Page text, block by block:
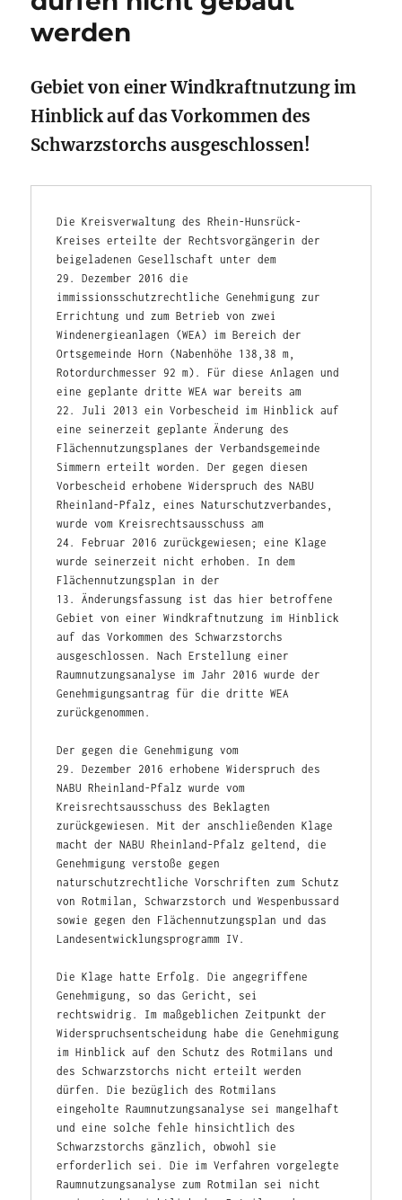
werden
Gebiet von einer Windkraftnutzung im
Hinblick auf das Vorkommen des
Schwarzstorchs ausgeschlossen!
Die Kreisverwaltung des Rhein-Hunsrück-
Kreises erteilte der Rechtsvorgängerin der
beigeladenen Gesellschaft unter dem
29. Dezember 2016 die
immissionsschutzrechtliche Genehmigung zur
Errichtung und zum Betrieb von zwei
Windenergieanlagen (WEA) im Bereich der
Ortsgemeinde Horn (Nabenhöhe 138,38 m,
Rotordurchmesser 92 m). Für diese Anlagen und
eine geplante dritte WEA war bereits am
22. Juli 2013 ein Vorbescheid im Hinblick auf
eine seinerzeit geplante Änderung des
Flächen­nutzungsplanes der Verbandsgemeinde
Simmern erteilt worden. Der gegen diesen
Vorbescheid erhobene Widerspruch des NABU
Rheinland-Pfalz, eines Naturschutzverbandes,
wurde vom Kreisrechtsausschuss am
24. Februar 2016 zurückgewiesen; eine Klage
wurde seinerzeit nicht erhoben. In dem
Flächennutzungsplan in der
13. Änderungsfassung ist das hier betroffene
Gebiet von einer Windkraftnutzung im Hinblick
auf das Vorkommen des Schwarzstorchs
ausgeschlossen. Nach Erstellung einer
Raumnutzungsanalyse im Jahr 2016 wurde der
Genehmigungsantrag für die dritte WEA
zurückgenommen.
Der gegen die Genehmigung vom
29. Dezember 2016 erhobene Widerspruch des
NABU Rheinland-Pfalz wurde vom
Kreisrechtsausschuss des Beklagten
zurückgewiesen. Mit der anschließenden Klage
macht der NABU Rheinland-Pfalz geltend, die
Genehmigung verstoße gegen
naturschutzrechtliche Vorschriften zum Schutz
von Rotmilan, Schwarzstorch und Wespenbussard
sowie gegen den Flächennutzungsplan und das
Landesentwicklungsprogramm IV.
Die Klage hatte Erfolg. Die angegriffene
Genehmigung, so das Gericht, sei
rechtswidrig. Im maßgeblichen Zeitpunkt der
Widerspruchsentscheidung habe die Genehmigung
im Hinblick auf den Schutz des Rotmilans und
des Schwarzstorchs nicht erteilt werden
dürfen. Die bezüglich des Rotmilans
eingeholte Raumnutzungsanalyse sei mangelhaft
und eine solche fehle hinsichtlich des
Schwarzstorchs gänzlich, obwohl sie
erforderlich sei. Die im Verfahren vorgelegte
Raumnutzungsanalyse zum Rotmilan sei nicht